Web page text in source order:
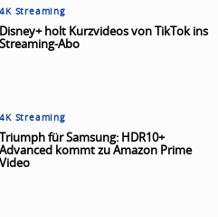
4K Streaming
Disney+ holt Kurzvideos von TikTok ins
Streaming-Abo
4K Streaming
Triumph für Samsung: HDR10+
Advanced kommt zu Amazon Prime
Video